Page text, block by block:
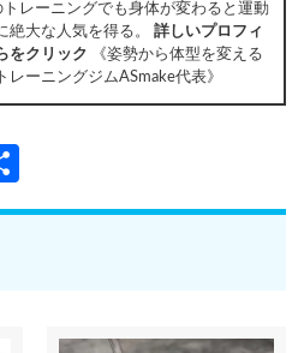
トレーニングでも身体が変わると運動
絶大な人気を得る。 詳しいプロフィ
をクリック 《姿勢から体型を変える
レーニングジムASmake代表》
有